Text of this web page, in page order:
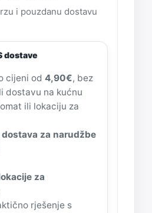
i pouzdanu dostavu
dostave
cijeni od 4,90€, bez
dostavu na kućnu
ili lokaciju za
za narudžbe
za
rješenje s